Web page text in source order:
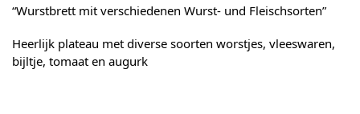
“Wurstbrett mit verschiedenen Wurst- und Fleischsorten”
Heerlijk plateau met diverse soorten worstjes, vleeswaren,
bijltje, tomaat en augurk